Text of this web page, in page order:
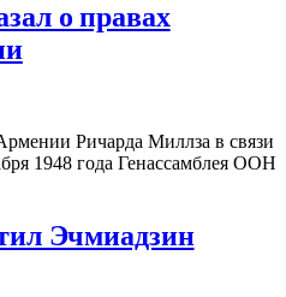
о правах
Ричарда Миллза в связи
1948 года Генассамблея ООН
Эчмиадзин